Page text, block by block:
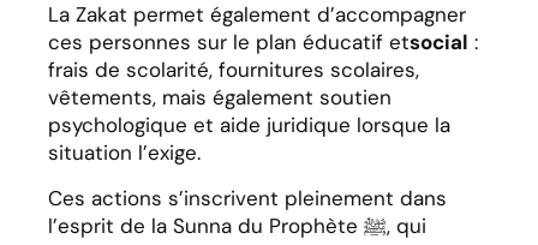
La Zakat permet également d’accompagner
ces personnes sur le plan éducatif etsocial :
frais de scolarité, fournitures scolaires,
vêtements, mais également soutien
psychologique et aide juridique lorsque la
situation l’exige.
Ces actions s’inscrivent pleinement dans
l’esprit de la Sunna du Prophète ﷺ, qui